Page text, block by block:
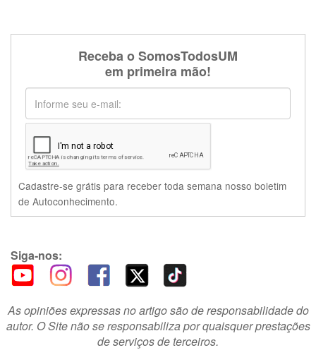
Receba o SomosTodosUM
em primeira mão!
Cadastre-se grátis para receber toda semana nosso boletim
de Autoconhecimento.
Siga-nos:
As opiniões expressas no artigo são de responsabilidade do
autor. O Site não se responsabiliza por quaisquer prestações
de serviços de terceiros.